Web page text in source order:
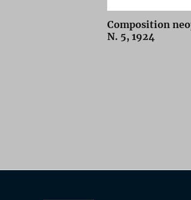
Composition
N. 5, 1924